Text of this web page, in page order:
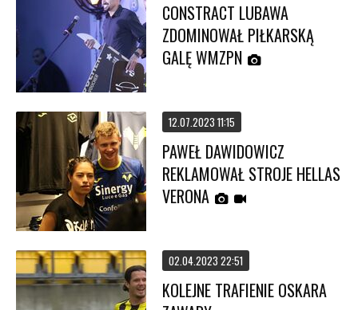
CONSTRACT LUBAWA
ZDOMINOWAŁ PIŁKARSKĄ
GALĘ WMZPN
12.07.2023 11:15
PAWEŁ DAWIDOWICZ
REKLAMOWAŁ STROJE HELLAS
VERONA
02.04.2023 22:51
KOLEJNE TRAFIENIE OSKARA